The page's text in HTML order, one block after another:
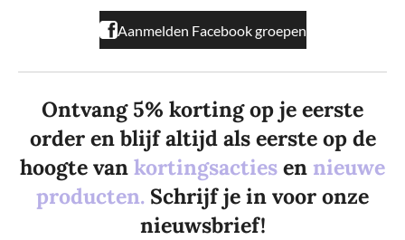
Aanmelden Facebook groepen
Ontvang 5% korting op je eerste
order en blijf altijd als eerste op de
hoogte van kortingsacties en nieuwe
producten. Schrijf je in voor onze
nieuwsbrief!